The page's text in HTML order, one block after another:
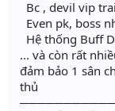
Bc , devil vip
Even pk, boss
Hệ thống Buff
... và còn rất
đảm bảo 1 sân
thủ